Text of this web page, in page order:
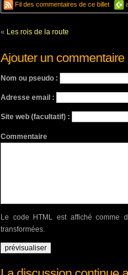
Fil des commentaires de ce billet
« Les rois de la route
Ajouter un commentaire
Nom ou pseudo :
Adresse email :
Site web (facultatif) :
Le code HTML est affiché comme
transformées.